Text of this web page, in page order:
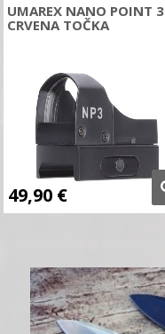
UMAREX NANO POINT 3
CRVENA TOČKA
49,90 €